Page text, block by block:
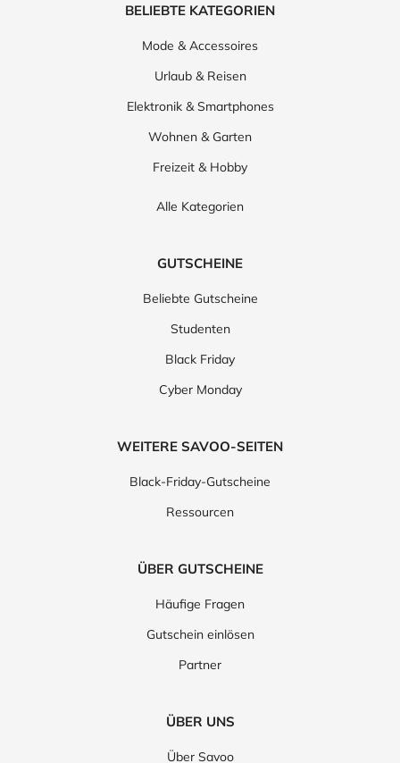
BELIEBTE KATEGORIEN
Mode & Accessoires
Urlaub & Reisen
Elektronik & Smartphones
Wohnen & Garten
Freizeit & Hobby
Alle Kategorien
GUTSCHEINE
Beliebte Gutscheine
Studenten
Black Friday
Cyber Monday
WEITERE SAVOO-SEITEN
Black-Friday-Gutscheine
Ressourcen
ÜBER GUTSCHEINE
Häufige Fragen
Gutschein einlösen
Partner
ÜBER UNS
Über Savoo